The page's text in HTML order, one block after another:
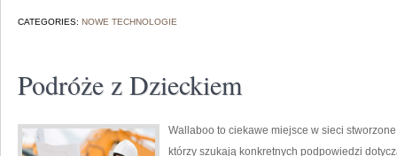
CATEGORIES: NOWE TECHNOLOGIE
Podróże z Dzieckiem
Wallaboo to ciekawe miejsce w sieci
którzy szukają konkretnych podpowiedzi